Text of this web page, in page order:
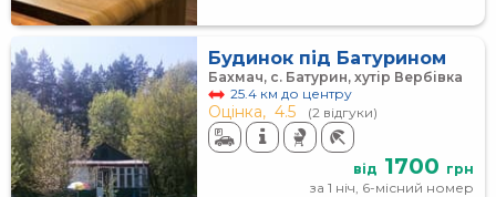
Будинок під Батурином
Бахмач, с. Батурин, хутір Вербівка
25.4 км до центру
Оцінка, 4.5 (2 відгуки)
від 1700 грн
за 1 ніч, 6-місний номер